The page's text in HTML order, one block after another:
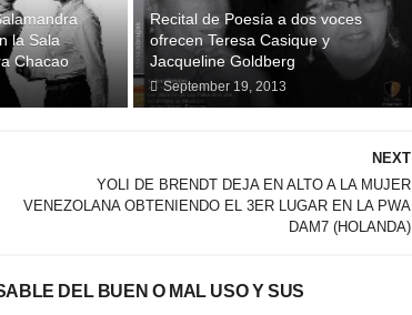
la Sala
Chacao
Recital de Poesía a dos voces
ofrecen Teresa Casique y
Jacqueline Goldberg
September 19, 2013
NEXT
YOLI DE BRENDT DEJA EN ALTO A LA MUJER
VENEZOLANA OBTENIENDO EL 3ER LUGAR EN LA PWA
DAM7 (HOLANDA)
DEL BUEN O MAL USO Y SUS